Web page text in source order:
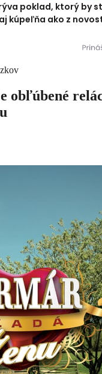
poklad, ktorý by
kúpeľňa ako z
obľúbené